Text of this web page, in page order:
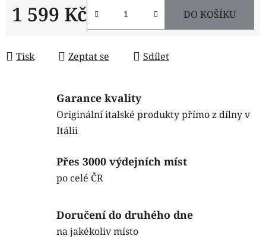
1 599 Kč DO KOŠÍKU
Tisk Zeptat se Sdílet
Garance kvality
Originální italské produkty přímo z dílny v
Itálii
Přes 3000 výdejních míst
po celé ČR
Doručení do druhého dne
na jakékoliv místo